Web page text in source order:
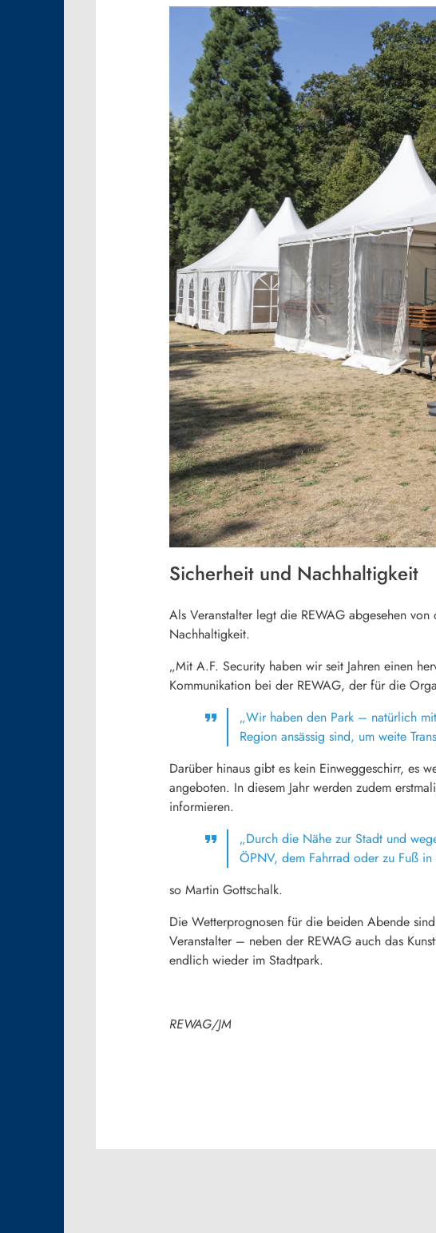
Sicherheit und Nachhaltigkeit
Als Veranstalter legt die REWAG abgesehen
Nachhaltigkeit.
„Mit A.F. Security haben wir seit Jahren einen
Kommunikation bei der REWAG, der für die
„Wir haben den Park – natürlich
Region ansässig sind, um weite
Darüber hinaus gibt es kein Einweggeschirr, es
angeboten. In diesem Jahr werden zudem
informieren.
„Durch die Nähe zur Stadt und
ÖPNV, dem Fahrrad oder zu Fuß in
so Martin Gottschalk.
Die Wetterprognosen für die beiden Abende
Veranstalter – neben der REWAG auch das
endlich wieder im Stadtpark.
REWAG/JM